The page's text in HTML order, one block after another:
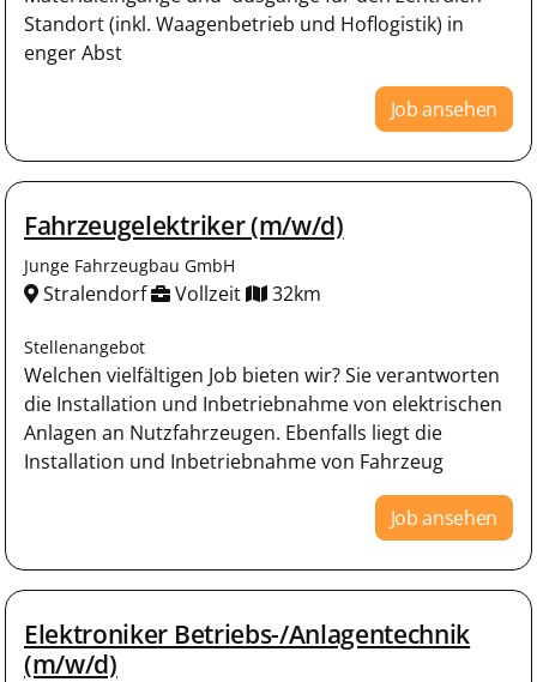
Standort (inkl. Waagenbetrieb und Hoflogistik) in
enger Abst
Job ansehen
Fahrzeugelektriker (m/w/d)
Junge Fahrzeugbau GmbH
Stralendorf Vollzeit 32km
Stellenangebot
Welchen vielfältigen Job bieten wir? Sie verantworten
die Installation und Inbetriebnahme von elektrischen
Anlagen an Nutzfahrzeugen. Ebenfalls liegt die
Installation und Inbetriebnahme von Fahrzeug
Job ansehen
Elektroniker Betriebs-/Anlagentechnik
(m/w/d)